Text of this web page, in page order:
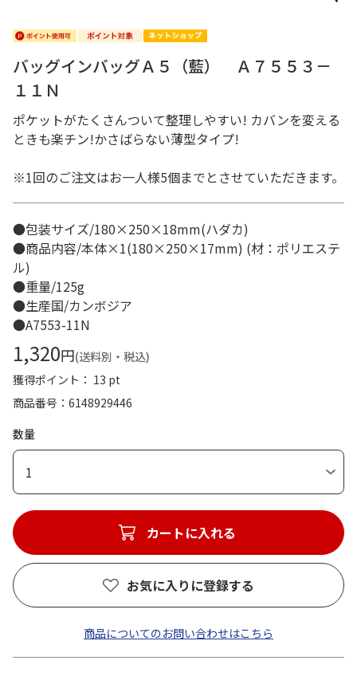
バッグインバッグＡ５（藍） Ａ７５５３－
１１Ｎ
ポケットがたくさんついて整理しやすい! カバンを変える
ときも楽チン!かさばらない薄型タイプ!
※1回のご注文はお一人様5個までとさせていただきます。
●包装サイズ/180×250×18mm(ハダカ)
●商品内容/本体×1(180×250×17mm) (材：ポリエステ
ル)
●重量/125g
●生産国/カンボジア
●A7553-11N
1,320円(送料別・税込)
獲得ポイント： 13 pt
商品番号
6148929446
数量
1
カートに入れる
お気に入りに登録する
商品についてのお問い合わせはこちら